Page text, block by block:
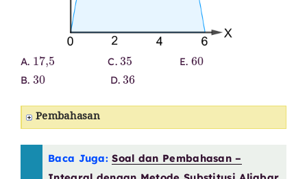
A.
17 5
C.
35
E.
B.
30
D.
Pembahasan
Baca Juga:Soal dan Pembahasan –